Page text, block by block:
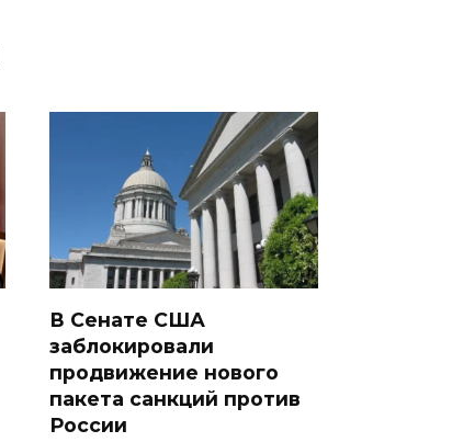
В Сенате США
заблокировали
продвижение нового
пакета санкций против
России